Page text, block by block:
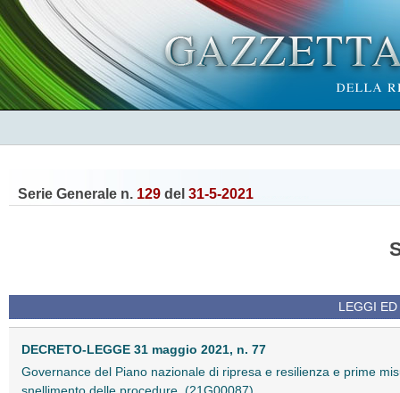
Serie Generale n. 129 del 31-5-2021
LEGGI
DECRETO-LEGGE 31 maggio 2021, n. 77
Governance del Piano nazionale di ripresa e resilienza e prime